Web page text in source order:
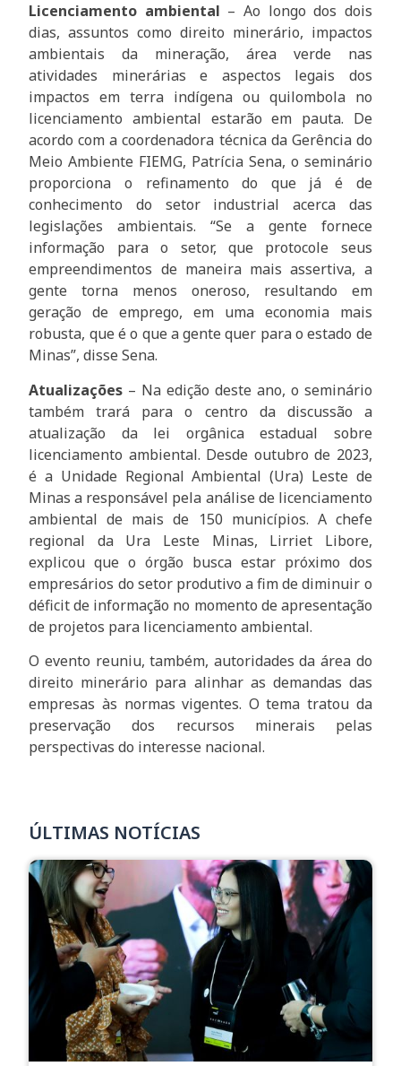
Licenciamento ambiental – Ao longo dos dois
dias, assuntos como direito minerário, impactos
ambientais da mineração, área verde nas
atividades minerárias e aspectos legais dos
impactos em terra indígena ou quilombola no
licenciamento ambiental estarão em pauta. De
acordo com a coordenadora técnica da Gerência do
Meio Ambiente FIEMG, Patrícia Sena, o seminário
proporciona o refinamento do que já é de
conhecimento do setor industrial acerca das
legislações ambientais. “Se a gente fornece
informação para o setor, que protocole seus
empreendimentos de maneira mais assertiva, a
gente torna menos oneroso, resultando em
geração de emprego, em uma economia mais
robusta, que é o que a gente quer para o estado de
Minas”, disse Sena.
Atualizações – Na edição deste ano, o seminário
também trará para o centro da discussão a
atualização da lei orgânica estadual sobre
licenciamento ambiental. Desde outubro de 2023,
é a Unidade Regional Ambiental (Ura) Leste de
Minas a responsável pela análise de licenciamento
ambiental de mais de 150 municípios. A chefe
regional da Ura Leste Minas, Lirriet Libore,
explicou que o órgão busca estar próximo dos
empresários do setor produtivo a fim de diminuir o
déficit de informação no momento de apresentação
de projetos para licenciamento ambiental.
O evento reuniu, também, autoridades da área do
direito minerário para alinhar as demandas das
empresas às normas vigentes. O tema tratou da
preservação dos recursos minerais pelas
perspectivas do interesse nacional.
ÚLTIMAS NOTÍCIAS